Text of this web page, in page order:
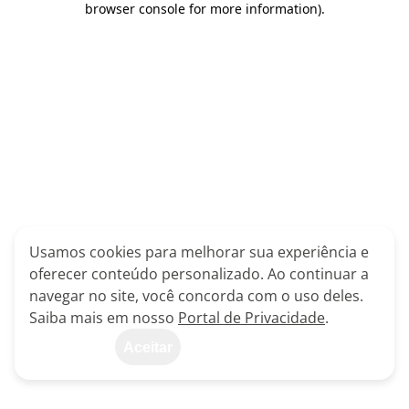
browser console for more information).
Usamos cookies para melhorar sua experiência e
oferecer conteúdo personalizado. Ao continuar a
navegar no site, você concorda com o uso deles.
Saiba mais em nosso Portal de Privacidade.